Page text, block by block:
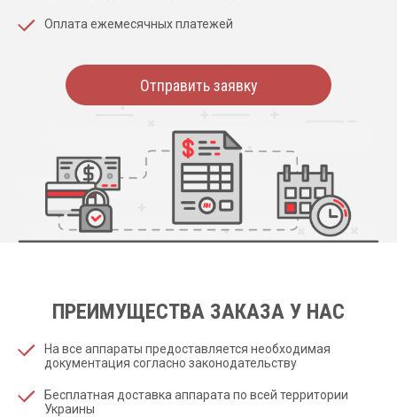
Оплата ежемесячных платежей
Отправить заявку
ПРЕИМУЩЕСТВА ЗАКАЗА У НАС
На все аппараты предоставляется необходимая
документация согласно законодательству
Бесплатная доставка аппарата по всей территории
Украины